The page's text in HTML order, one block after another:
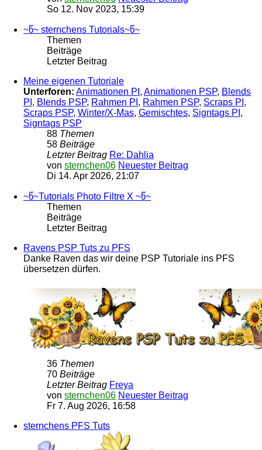
So 12. Nov 2023, 15:39
~წ~ sternchens Tutorials~წ~
Themen
Beiträge
Letzter Beitrag
Meine eigenen Tutoriale
Unterforen: Animationen PI , Animationen PSP, Blends
PI , Blends PSP, Rahmen PI , Rahmen PSP, Scraps PI ,
Scraps PSP, Winter/X-Mas, Gemischtes, Signtags PI ,
Signtags PSP
88 Themen
58 Beiträge
Letzter Beitrag Re: Dahlia
von sternchen06 Neuester Beitrag
Di 14. Apr 2026, 21:07
~წ~Tutorials Photo Filtre X ~წ~
Themen
Beiträge
Letzter Beitrag
Ravens PSP Tuts zu PFS
Danke Raven das wir deine PSP Tutoriale ins PFS
übersetzen dürfen.
36 Themen
70 Beiträge
Letzter Beitrag Freya
von sternchen06 Neuester Beitrag
Fr 7. Aug 2026, 16:58
sternchens PFS Tuts